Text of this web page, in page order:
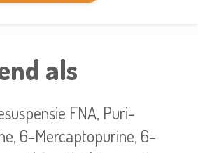
als
FNA, Puri-
6-Mercaptopurine, 6-